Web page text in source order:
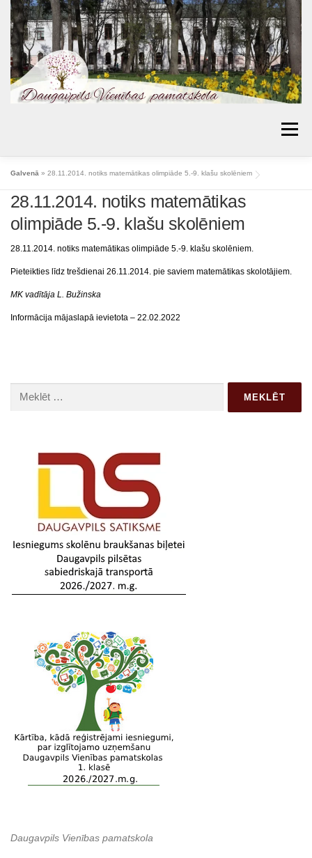
Skip
content
Menu
AKTUALITĀTES PAR SKOLU IZGLĪTĪBA
VECĀKIEM BIBLIOTĒKA PROJEKTI
KONTAKTI TOPOŠIE PIRMKLASNIEKI
SKOLAS PADOME MŪSU SASNIEGUMI
Galvenā » 28.11.2014. notiks matemātikas olimpiāde 5.-9. klašu skolēniem
28.11.2014. notiks matemātikas
olimpiāde 5.-9. klašu skolēniem
28.11.2014. notiks matemātikas olimpiāde 5.-9. klašu skolēniem.
Pieteikties līdz trešdienai 26.11.2014. pie saviem matemātikas skolotājiem.
MK vadītāja L. Bužinska
Informācija mājaslapā ievietota – 22.02.2022
Daugavpils Vienības pamatskola